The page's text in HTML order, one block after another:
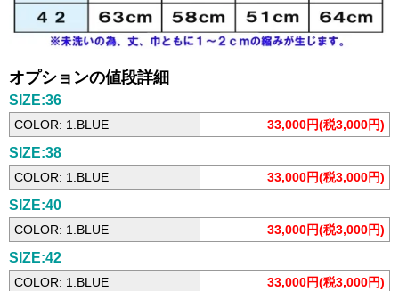
オプションの値段詳細
SIZE:36
COLOR: 1.BLUE 33,000円(税3,000円)
SIZE:38
COLOR: 1.BLUE 33,000円(税3,000円)
SIZE:40
COLOR: 1.BLUE 33,000円(税3,000円)
SIZE:42
COLOR: 1.BLUE 33,000円(税3,000円)